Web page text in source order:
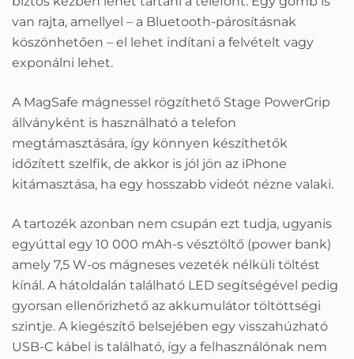
van rajta, amellyel – a Bluetooth-párosításnak
köszönhetően – el lehet indítani a felvételt vagy
exponálni lehet.
A MagSafe mágnessel rögzíthető Stage PowerGrip
állványként is használható a telefon
megtámasztására, így könnyen készíthetők
időzített szelfik, de akkor is jól jön az iPhone
kitámasztása, ha egy hosszabb videót nézne valaki.
A tartozék azonban nem csupán ezt tudja, ugyanis
egyúttal egy 10 000 mAh-s vésztöltő (power bank)
amely 7,5 W-os mágneses vezeték nélküli töltést
kínál. A hátoldalán található LED segítségével pedig
gyorsan ellenőrizhető az akkumulátor töltöttségi
szintje. A kiegészítő belsejében egy visszahúzható
USB-C kábel is található, így a felhasználónak nem